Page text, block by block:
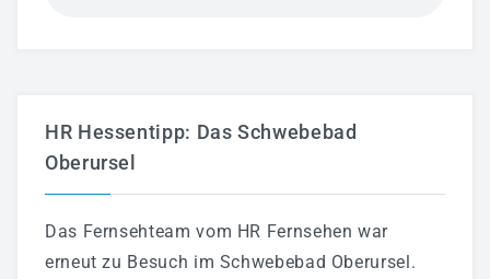
HR Hessentipp: Das Schwebebad
Oberursel
Das Fernsehteam vom HR Fernsehen war
erneut zu Besuch im Schwebebad Oberursel.